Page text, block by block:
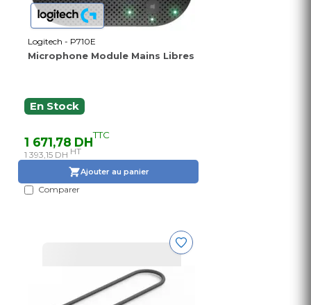
Logitech - P710E
Microphone Module Mains Libres
En Stock
1 671,78 DHTTC
1 393,15 DH HT
Ajouter au panier
Comparer